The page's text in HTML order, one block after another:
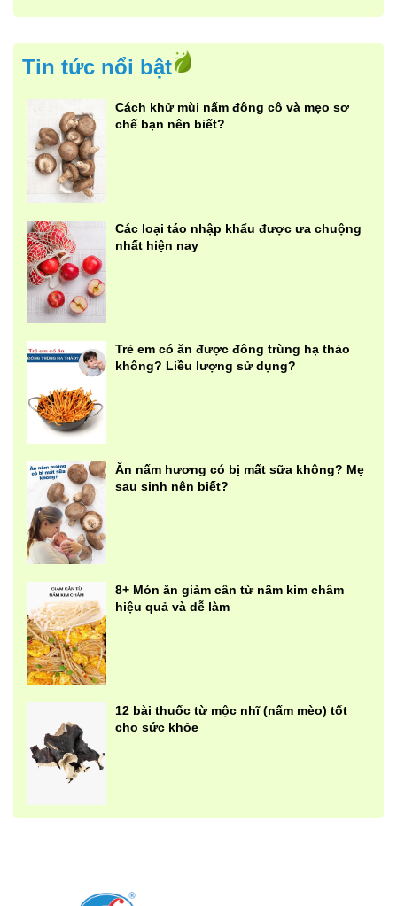
Tin tức nổi bật
Cách khử mùi nấm đông cô và mẹo sơ
chế bạn nên biết?
Các loại táo nhập khẩu được ưa chuộng
nhất hiện nay
Trẻ em có ăn được đông trùng hạ thảo
không? Liều lượng sử dụng?
Ăn nấm hương có bị mất sữa không? Mẹ
sau sinh nên biết?
8+ Món ăn giảm cân từ nấm kim châm
hiệu quả và dễ làm
12 bài thuốc từ mộc nhĩ (nấm mèo) tốt
cho sức khỏe